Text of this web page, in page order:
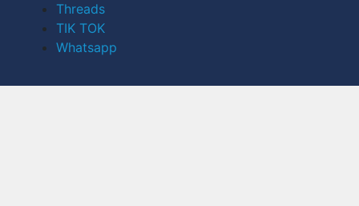
Threads
TIK TOK
Whatsapp